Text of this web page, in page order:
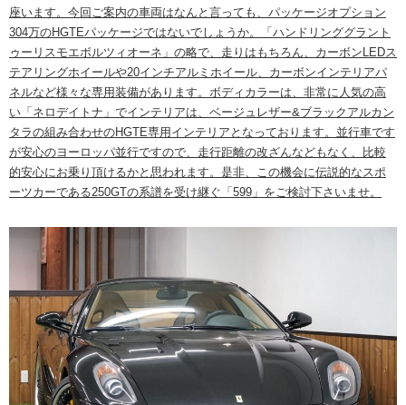
座います。今回ご案内の車両はなんと言っても、パッケージオプション
304万のHGTEパッケージではないでしょうか。「ハンドリンググラント
ゥーリスモエボルツィオーネ」の略で、走りはもちろん、カーボンLEDス
テアリングホイールや20インチアルミホイール、カーボンインテリアパ
ネルなど様々な専用装備があります。ボディカラーは、非常に人気の高
い「ネロデイトナ」でインテリアは、ベージュレザー&ブラックアルカン
タラの組み合わせのHGTE専用インテリアとなっております。並行車です
が安心のヨーロッパ並行ですので、走行距離の改ざんなどもなく、比較
的安心にお乗り頂けるかと思われます。是非、この機会に伝説的なスポ
ーツカーである250GTの系譜を受け継ぐ「599」をご検討下さいませ。